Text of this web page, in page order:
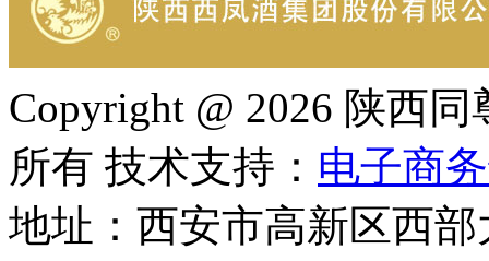
Copyright @ 2026 陕西
所有 技术支持： 电子商
地址：西安市高新区西